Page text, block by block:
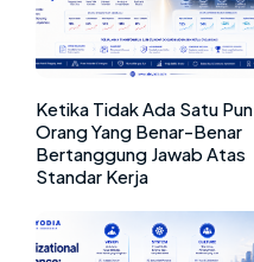
Ketika Tidak Ada Satu Pun
Orang Yang Benar-Benar
Bertanggung Jawab Atas
Standar Kerja